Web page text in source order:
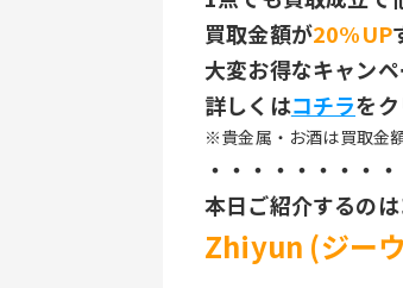
買取金額が20%UP
大変お得なキャンペ
詳しくはコチラを
※貴金属・お酒は買取金
・・・・・・・・
本日ご紹介するのは
Zhiyun (ジー